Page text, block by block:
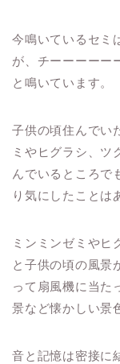
今鳴いているセミ
が、チーーーーー
と鳴いています。
子供の頃住んでい
ミやヒグラシ、ツ
んでいるところで
り気にしたことは
ミンミンゼミやヒ
と子供の頃の風景
って扇風機に当た
景など懐かしい景
音と記憶は密接に